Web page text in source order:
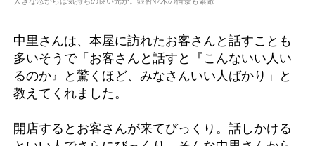
中里さんは、本屋に訪れたお客さんと話すことも
多いそうで「お客さんと話すと『こんないい人い
るのか』と驚くほど、みなさんいい人ばかり」と
教えてくれました。
開店するとお客さんが来てびっくり。話しかける